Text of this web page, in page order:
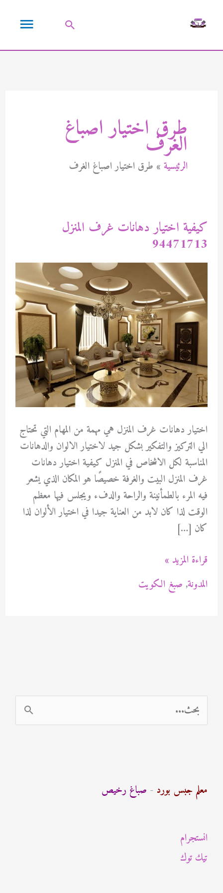
القائمة
البحث
طرق اختيار اصباغ
الغرف
الرئيسية طرق اختيار اصباغ الغرف
كيفية اختيار دهانات غرف المنزل
94471713
اختيار دهانات غرف المنزل هي مهمة من المهام التي تحتاج
الي التركيز والتفكير بشكل جيد لاختيار الالوان والدهانات
المناسبة لكل الاشخاص في المنزل كيفية اختيار دهانات
غرف المنزل البيت والغرفة خصيصًا هو المكان الذي يشعر
فيه المرء بالطمأنينة والراحة والدفء ويجلس فيها معظم
الوقت لذا كان لابد من العناية جيدا في اختيار الألوان لذا
كان […]
كيفية
اختيار
دهانات
قراءة المزيد »
المدونة, صبغ الكويت
ل
:
معلم جبس بورد - صباغ رخيص
انستجرام
تيك توك